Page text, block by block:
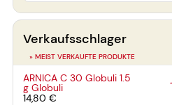
Verkaufsschlager
» MEIST VERKAUFTE PRODUKTE
ARNICA C 30 Globuli1.5
gGlobuli
14,80 €